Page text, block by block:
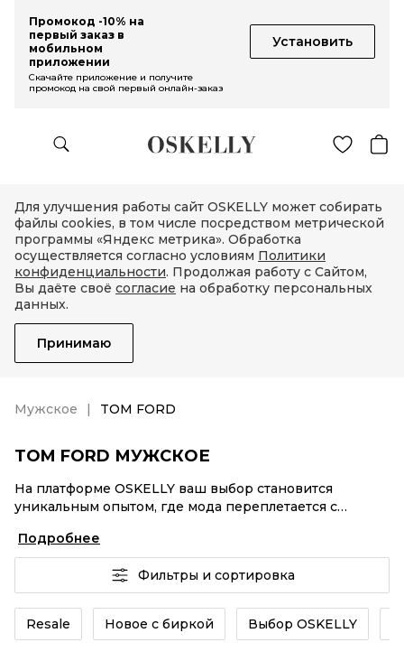
Промокод -10% на
первый заказ в
мобильном
приложении
Установить
Скачайте приложение и получите
промокод на свой первый онлайн-заказ
Для улучшения работы сайт OSKELLY может собирать
файлы cookies, в том числе посредством метрической
программы «Яндекс метрика». Обработка
осуществляется согласно условиям Политики
конфиденциальности. Продолжая работу с Сайтом,
Вы даёте своё согласие на обработку персональных
данных.
Принимаю
Мужское TOM FORD
TOM FORD МУЖСКОЕ
На платформе OSKELLY ваш выбор становится
уникальным опытом, где мода переплетается с
аутентификация каждого заказа – TOM FORD
Мужское от селлеров OSKELLY с быстрой доставкой
по России. Ваш стиль не ждет, и мы тоже! Винтажные
изделия или TOM FORD Мужское из новых
коллекций – заказывайте на сайте или в приложении
OSKELLY с целой экосистемой инструментов.
Подробнее
Фильтры и сортировка
Resale Новое с биркой Выбор OSKELLY